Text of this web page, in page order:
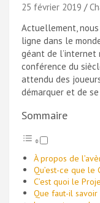
25 février 2019
Actuellement,
ligne dans le
géant de l’internet
conférence du
attendu des
démarquer et de
Sommaire
À propos de
Qu’est-ce que le
C’est quoi le
Que faut-il